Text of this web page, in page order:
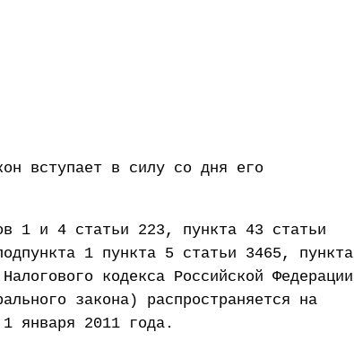
вступает в силу со дня его
1 и 4 статьи 223, пункта 43 статьи
1 пункта 5 статьи 3465, пункта
кодекса Российской Федерации
закона) распространяется на
января 2011 года.